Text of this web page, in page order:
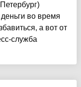
во время
а вот от
служба